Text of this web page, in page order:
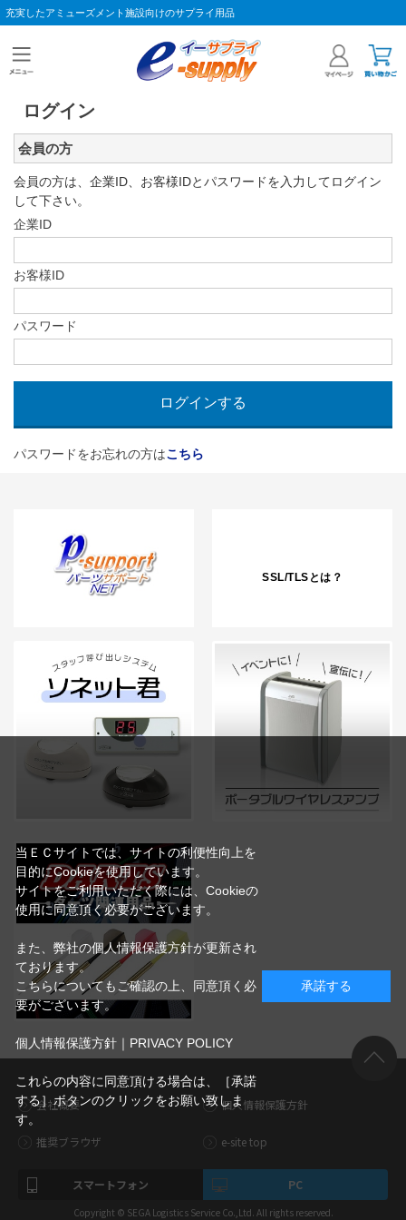
充実したアミューズメント施設向けのサプライ用品
ログイン
会員の方
会員の方は、企業ID、お客様IDとパスワードを入力してログイン
して下さい。
企業ID
お客様ID
パスワード
パスワードをお忘れの方はこちら
SSL/TLSとは？
会社概要 個人情報保護方針
推奨ブラウザ e-site top
スマートフォン PC
Copyright © SEGA Logistics Service Co.,Ltd. All rights reserved.
当ＥＣサイトでは、サイトの利便性向上を
目的にCookieを使用しています。
サイトをご利用いただく際には、Cookieの
使用に同意頂く必要がございます。
また、弊社の個人情報保護方針が更新され
ております。
こちらについてもご確認の上、同意頂く必
要がございます。
個人情報保護方針｜PRIVACY POLICY
これらの内容に同意頂ける場合は、［承諾
する］ボタンのクリックをお願い致しま
す。
承諾する